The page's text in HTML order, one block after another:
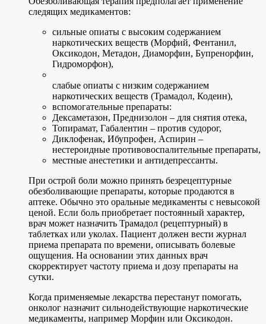
следящих медикаментов:
сильные опиаты с высоким содержанием
наркотических веществ (Морфий, Фентанил,
Оксикодон, Метадон, Диаморфин, Бупренорфин,
Гидроморфон),
слабые опиаты с низким содержанием
наркотических веществ (Трамадол, Кодеин),
вспомогательные препараты:
Дексаметазон, Преднизолон – для снятия отека,
Топирамат, Габалентин – против судорог,
Диклофенак, Ибупрофен, Аспирин –
нестероидные противовоспалительные препараты,
местные анестетики и антидепрессанты.
При острой боли можно принять безрецептурные
обезболивающие препараты, которые продаются в
аптеке. Обычно это оральные медикаменты с невысокой
ценой. Если боль приобретает постоянный характер,
врач может назначить Трамадол (рецептурный) в
таблетках или уколах. Пациент должен вести журнал
приема препарата по времени, описывать болевые
ощущения. На основании этих данных врач
скорректирует частоту приема и дозу препараты на
сутки.
Когда применяемые лекарства перестанут помогать,
онколог назначит сильнодействующие наркотические
медикаменты, например Морфин или Оксикодон.